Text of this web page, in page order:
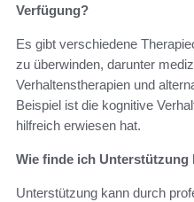
Verfügung?
Es gibt verschiedene
zu überwinden, darunter
Verhaltenstherapien und
Beispiel ist die kognitive
hilfreich erwiesen hat.
Wie finde ich
Unterstützung kann durch